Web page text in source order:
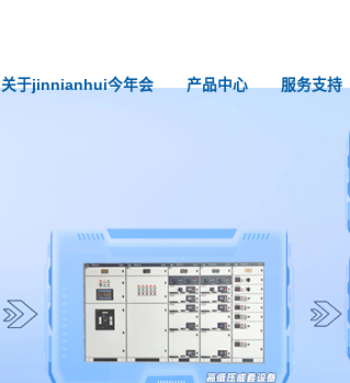
关于jinnianhui今年会 产品中心 服务支持